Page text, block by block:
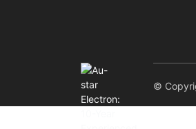
©